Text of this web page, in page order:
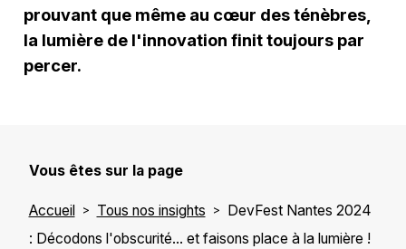
prouvant que même au cœur des ténèbres,
la lumière de l'innovation finit toujours par
percer.
Vous êtes sur la page
Accueil Tous nos insights
DevFest Nantes 2024
: Décodons l'obscurité... et faisons place à la lumière !